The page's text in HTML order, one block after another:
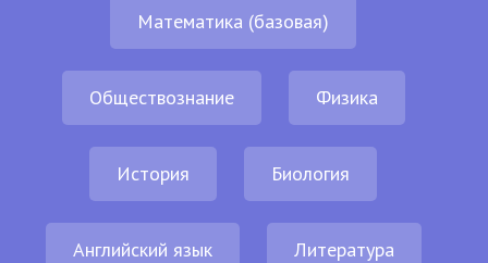
Математика (базовая)
Обществознание Физика
История Биология
Английский язык Литература